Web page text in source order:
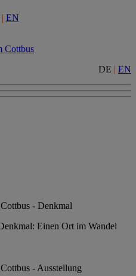
| EN
DE | EN
Einen Ort im Wandel